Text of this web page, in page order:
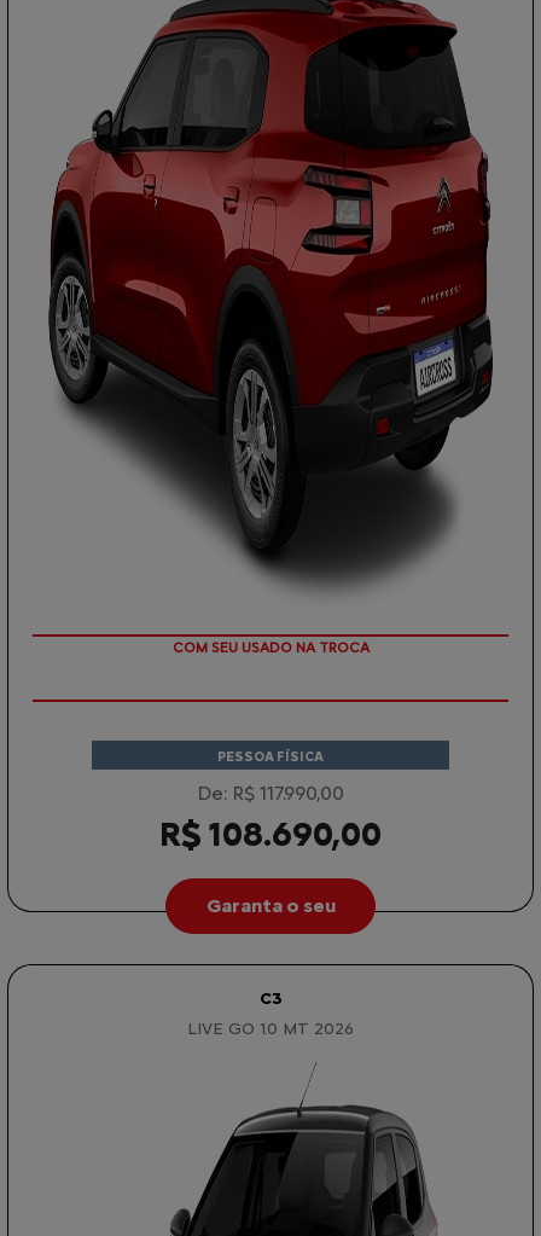
PESSOA FÍSICA
De: R$ 117.990,00
R$ 108.690,00
Garanta o seu
C3
LIVE GO 1.0 MT 2026